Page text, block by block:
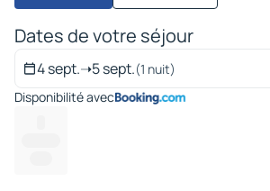
Dates de votre séjour
4 sept.➝5 sept.(1 nuit)
Disponibilité avec